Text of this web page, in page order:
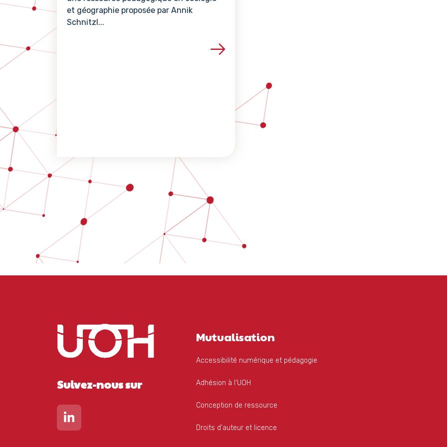
et géographie proposée par Annik
Schnitzl...
Voir les détails de la ressource
Suivez-nous sur
Lien vers notre page Linkedin
Mutualisation
Accessibilité numérique et pédagogie
Adhésion à l'UOH
Conception de ressource
Droits d'auteur et licence